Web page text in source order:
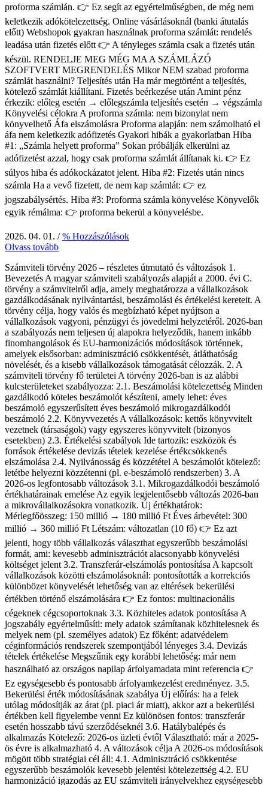
proforma számlán. 👉 Ez segít az egyértelműségben, de még nem
keletkezik adókötelezettség. Online vásárlásoknál (banki átutalás
előtt) Webshopok gyakran használnak proforma számlát: rendelés
leadása után fizetés előtt 👉 A tényleges számla csak a fizetés után
készül. RENDELJE MEG MÉG MA A SZÁMLÁZÓ
SZOFTVERT MEGRENDELÉS Mikor NEM szabad proforma
számlát használni? Teljesítés után Ha már megtörtént a teljesítés,
kötelező számlát kiállítani. Fizetés beérkezése után Amint pénz
érkezik: előleg esetén → előlegszámla teljesítés esetén → végszámla
Könyvelési célokra A proforma számla: nem bizonylat nem
könyvelhető Áfa elszámolásra Proforma alapján: nem számolható el
áfa nem keletkezik adófizetés Gyakori hibák a gyakorlatban Hiba
#1: „Számla helyett proforma” Sokan próbálják elkerülni az
adófizetést azzal, hogy csak proforma számlát állítanak ki. 👉 Ez
súlyos hiba és adókockázatot jelent. Hiba #2: Fizetés után nincs
számla Ha a vevő fizetett, de nem kap számlát: 👉 ez
jogszabálysértés. Hiba #3: Proforma számla könyvelése Könyvelők
egyik rémálma: 👉 proforma bekerül a könyvelésbe.
2026. 04. 01. / % Hozzászólások
Olvass tovább
Számviteli törvény 2026 – részletes útmutató és változások 1.
Bevezetés A magyar számviteli szabályozás alapját a 2000. évi C.
törvény a számvitelről adja, amely meghatározza a vállalkozások
gazdálkodásának nyilvántartási, beszámolási és értékelési kereteit. A
törvény célja, hogy valós és megbízható képet nyújtson a
vállalkozások vagyoni, pénzügyi és jövedelmi helyzetéről. 2026-ban
a szabályozás nem teljesen új alapokra helyeződik, hanem inkább
finomhangolások és EU-harmonizációs módosítások történnek,
amelyek elsősorban: adminisztráció csökkentését, átláthatóság
növelését, és a kisebb vállalkozások támogatását célozzák. 2. A
számviteli törvény fő területei A törvény 2026-ban is az alábbi
kulcsterületeket szabályozza: 2.1. Beszámolási kötelezettség Minden
gazdálkodó köteles beszámolót készíteni, amely lehet: éves
beszámoló egyszerűsített éves beszámoló mikrogazdálkodói
beszámoló 2.2. Könyvvezetés A vállalkozások: kettős könyvvitelt
vezetnek (társaságok) vagy egyszeres könyvvitelt (bizonyos
esetekben) 2.3. Értékelési szabályok Ide tartozik: eszközök és
források értékelése devizás tételek kezelése értékcsökkenés
elszámolása 2.4. Nyilvánosság és közzététel A beszámolót kötelező:
letétbe helyezni közzétenni (pl. e-beszámoló rendszerben) 3. A
2026-os legfontosabb változások 3.1. Mikrogazdálkodói beszámoló
értékhatárainak emelése Az egyik legjelentősebb változás 2026-ban
a mikrovállalkozásokra vonatkozik. Új értékhatárok:
Mérlegfőösszeg: 150 millió → 180 millió Ft Éves árbevétel: 300
millió → 360 millió Ft Létszám: változatlan (10 fő) 👉 Ez azt
jelenti, hogy több vállalkozás választhat egyszerűbb beszámolási
formát, ami: kevesebb adminisztrációt alacsonyabb könyvelési
költséget jelent 3.2. Transzferár-elszámolás pontosítása A kapcsolt
vállalkozások közötti elszámolásoknál: pontosították a korrekciós
különbözet könyvelését lehetőség van az eltérések bekerülési
értékben történő elszámolására 👉 Ez fontos: multinacionális
cégeknek cégcsoportoknak 3.3. Közhiteles adatok pontosítása A
jogszabály egyértelműsíti: mely adatok számítanak közhitelesnek és
melyek nem (pl. személyes adatok) Ez főként: adatvédelem
céginformációs rendszerek szempontjából lényeges 3.4. Devizás
tételek értékelése Megszűnik egy korábbi lehetőség: már nem
használható az országos napilap árfolyamadata mint referencia 👉
Ez egységesebb és pontosabb árfolyamkezelést eredményez. 3.5.
Bekerülési érték módosításának szabálya Új előírás: ha a felek
utólag módosítják az árat (pl. piaci ár miatt), akkor azt a bekerülési
értékben kell figyelembe venni Ez különösen fontos: transzferár
esetén hosszabb távú szerződéseknél 3.6. Hatálybalépés és
alkalmazás Kötelező: 2026-os üzleti évtől Választható: már a 2025-
ös évre is alkalmazható 4. A változások célja A 2026-os módosítások
mögött több stratégiai cél áll: 4.1. Adminisztráció csökkentése
egyszerűbb beszámolók kevesebb jelentési kötelezettség 4.2. EU
harmonizáció igazodás az EU számviteli irányelvekhez egységesebb